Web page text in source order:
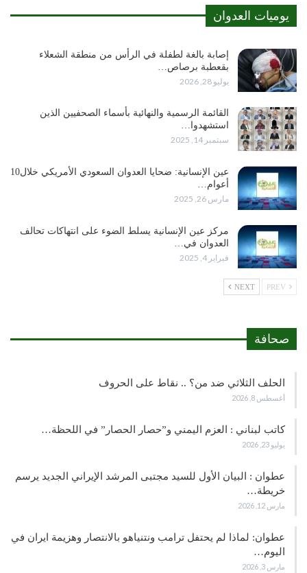
يوميات العدوان
إصابة بالغة لطفلة في الرأس من منطقة الشعلاء
بقعطبة برصاص…
يوليو 28, 2026
القائمة الرسمية والنهائية بأسماء الصحفيين الذين
استشهدوا…
سبتمبر 14, 2025
عين الإنسانية: ضحايا العدوان السعودي الأمريكي خلال10
أعوام…
مارس 26, 2025
مركز عين الإنسانية يسلط الضوء على انتهاكات تحالف
العدوان في…
فبراير 4, 2025
NEXT
صحافة
الحلف الثلاثي ضد من؟ .. نقاط على الحروف
أغسطس 8, 2026
كاتب لبناني : العزم اليمني و”حصار الحصار” في اللحظة…
يوليو 23, 2026
عطوان : البيان الأول للسيد مجتبى المرشد الإيراني الجديد يرسم
خريطة…
مارس 12, 2026
عطوان: لماذا لم يحتفل ترامب ونتنياهو بالانتصار وهزيمة ايران في
اليوم…
مارس 3, 2026